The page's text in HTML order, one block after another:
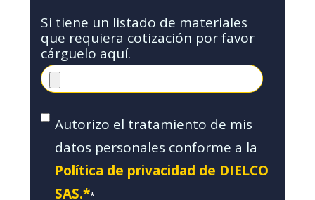
Si tiene un listado de materiales
que requiera cotización por favor
cárguelo aquí.
Autorizo el tratamiento de mis
datos personales conforme a la
Política de privacidad de DIELCO
SAS.**